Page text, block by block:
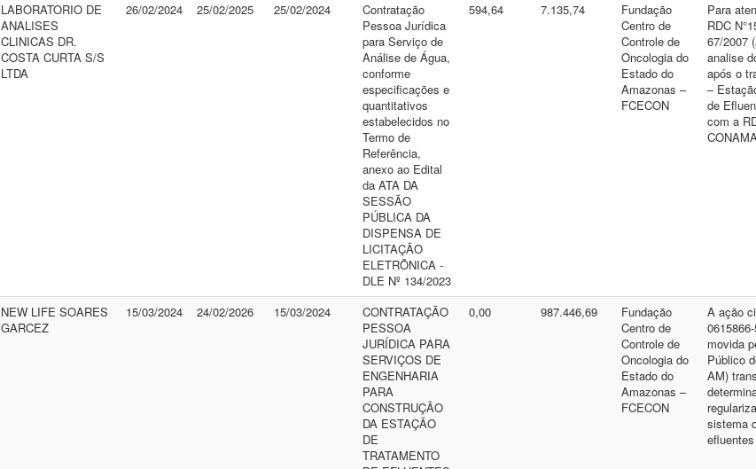
LABORATORIO DE
ANALISES
CLINICAS DR.
COSTA CURTA S/S
LTDA
26/02/2024 25/02/2025 25/02/2024
Contratação
Pessoa Jurídica
para Serviço de
Análise de Água,
conforme
especificações e
quantitativos
estabelecidos no
Termo de
Referência,
anexo ao Edital
da ATA DA
SESSÃO
PÚBLICA DA
DISPENSA DE
LICITAÇÃO
ELETRÔNICA -
DLE Nº 134/2023
594,64 7.135,74
Fundação
Centro de
Controle de
Oncologia do
Estado do
Amazonas –
FCECON
Para
RDC
67/2007
analise
após o
–
de
com a
NEW LIFE SOARES
GARCEZ
15/03/2024 24/02/2026 15/03/2024
CONTRATAÇÃO
PESSOA
JURÍDICA PARA
SERVIÇOS DE
ENGENHARIA
PARA
CONSTRUÇÃO
DA ESTAÇÃO
DE
TRATAMENTO
0,00 987.446,69
Fundação
Centro de
Controle de
Oncologia do
Estado do
Amazonas –
FCECON
A ação
movida
Público
AM)
sistema